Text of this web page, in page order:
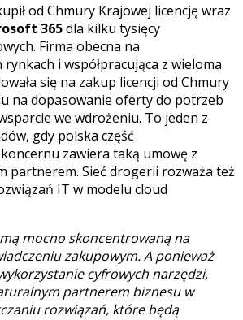
od Chmury Krajowej licencję wraz
365dla kilku tysięcy
Firma obecna na
i współpracująca z wieloma
się na zakup licencji od Chmury
na dopasowanie oferty do potrzeb
we wdrożeniu. To jeden z
gdy polska część
zawiera taką umowę z
partnerem. Sieć drogerii rozważa też
IT w modelu cloud
mocno skoncentrowaną na
zakupowym. A ponieważ
cyfrowych narzędzi,
partnerem biznesu w
rozwiązań, które będą